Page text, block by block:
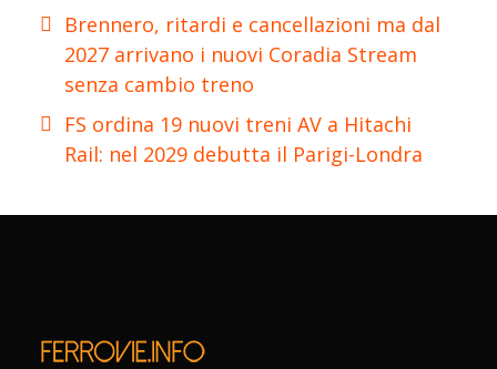
Brennero, ritardi e cancellazioni ma dal
2027 arrivano i nuovi Coradia Stream
senza cambio treno
FS ordina 19 nuovi treni AV a Hitachi
Rail: nel 2029 debutta il Parigi-Londra